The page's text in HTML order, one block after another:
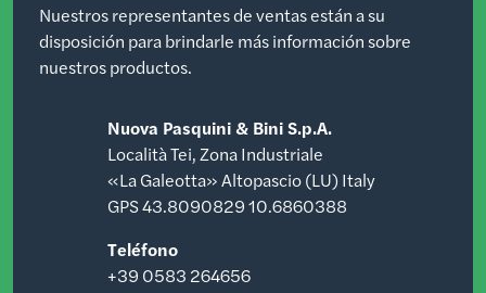
Nuestros representantes de ventas están a su
disposición para brindarle más información sobre
nuestros productos.
Nuova Pasquini & Bini S.p.A.
Località Tei, Zona Industriale
«La Galeotta» Altopascio (LU) Italy
GPS 43.8090829 10.6860388
Teléfono
+39 0583 264656